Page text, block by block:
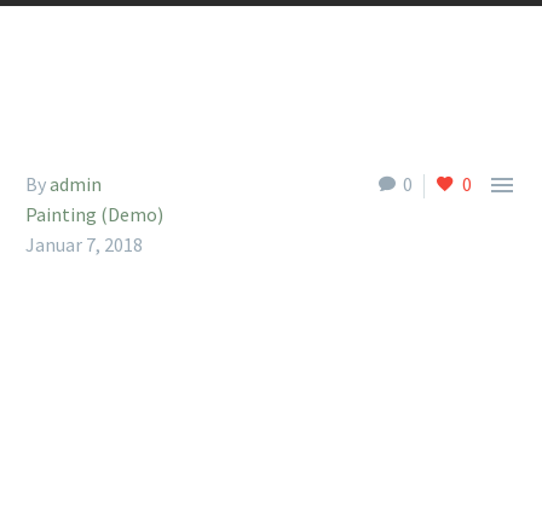
0 0 
Byadmin
Painting (Demo)
Januar 7, 2018